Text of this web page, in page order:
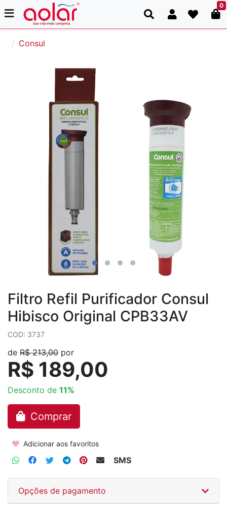
0
Consul
Filtro Refil Purificador Consul
Hibisco Original CPB33AV
COD: 3737
de R$ 213,00 por
R$ 189,00
Desconto de 11%
Comprar
Adicionar aos favoritos
SMS
Opções de pagamento